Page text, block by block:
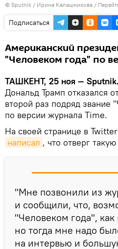
© Sputnik / Ирина Калашникова /
Подписаться
Американский
"Человеком года" по
ТАШКЕНТ, 25 ноя — Sputnik.
Дональд Трамп отказался
второй раз подряд звание
по версии журнала Time.
На своей странице в
написал , что отверг
"Мне позвонили из
и сообщили, что,
"Человеком года",
но тогда мне надо
на интервью и